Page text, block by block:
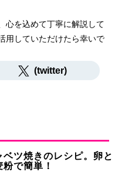
心を込めて丁寧に解説して
用していただけたら幸いで
(twitter)
ベツ焼きのレシピ。卵と
粉で簡単！